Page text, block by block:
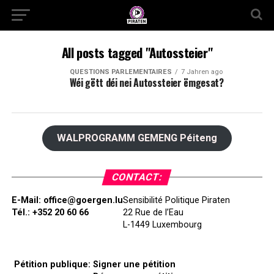
All posts tagged "Autossteier"
QUESTIONS PARLEMENTAIRES 7 Jahren ago
Wéi gëtt déi nei Autossteier ëmgesat?
WALPROGRAMM GEMENG Péiteng
CONTACT:
E-Mail: office@goergen.lu
Tél.: +352 20 60 66
Sensibilité Politique Piraten
22 Rue de l’Eau
L-1449 Luxembourg
Pétition publique: Signer une pétition